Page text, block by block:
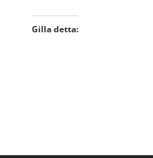
Gilla detta: